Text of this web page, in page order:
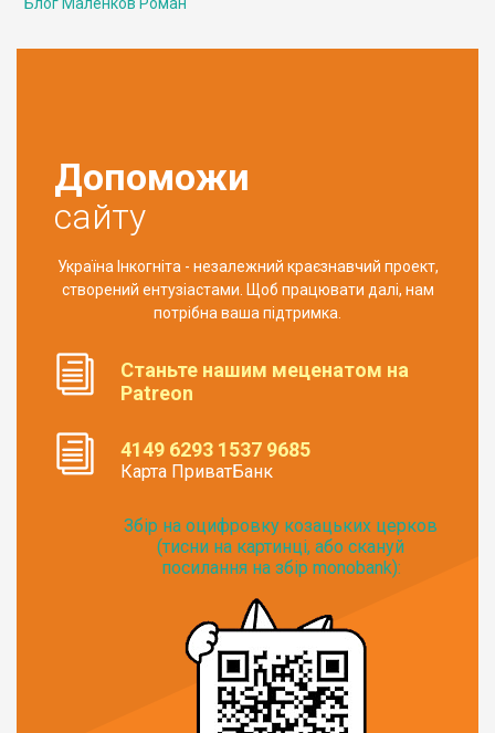
Блог Маленков Роман
Допоможи
сайту
Україна Інкогніта - незалежний краєзнавчий проект,
створений ентузіастами. Щоб працювати далі, нам
потрібна ваша підтримка.
Станьте нашим меценатом на
Patreon
4149 6293 1537 9685
Карта ПриватБанк
Збір на оцифровку козацьких церков
(тисни на картинці, або скануй
посилання на збір monobank):